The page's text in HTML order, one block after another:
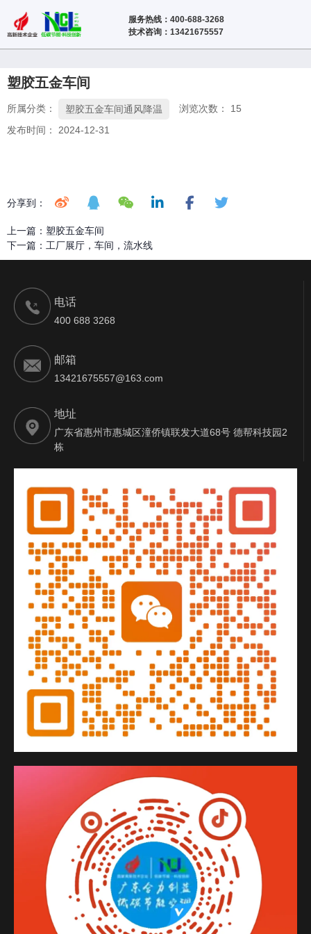
服务热线：400-688-3268
技术咨询：13421675557
塑胶五金车间
所属分类： 塑胶五金车间通风降温 浏览次数： 15
发布时间： 2024-12-31
分享到：
上一篇： 塑胶五金车间
下一篇： 工厂展厅，车间，流水线
电话
400 688 3268
邮箱
13421675557@163.com
地址
广东省惠州市惠城区潼侨镇联发大道68号 德帮科技园2
栋